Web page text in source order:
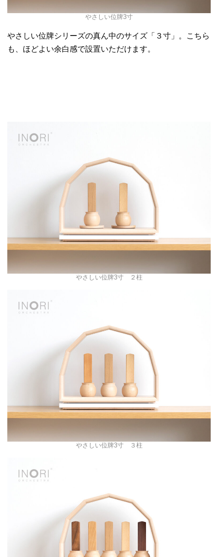
やさしい位牌3寸
やさしい位牌シリーズの真ん中のサイズ「３寸」。こちら
も、ほどよい余白感で設置いただけます。
やさしい位牌3寸 ２柱
やさしい位牌3寸 ３柱